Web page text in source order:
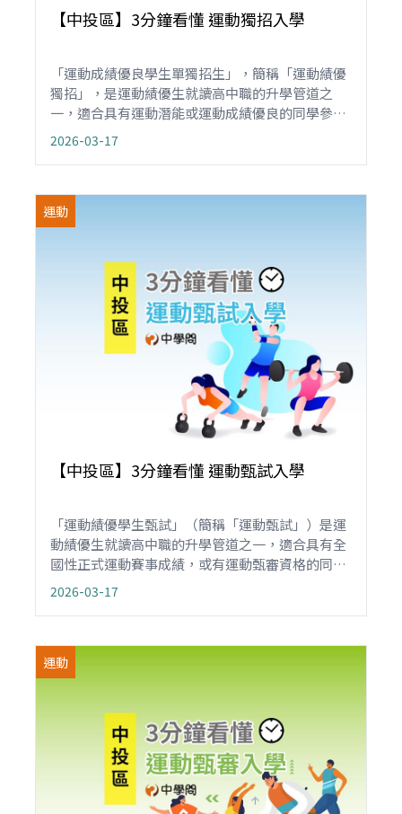
【中投區】3分鐘看懂 運動獨招入學
「運動成績優良學生單獨招生」，簡稱「運動績優
獨招」，是運動績優生就讀高中職的升學管道之
一，適合具有運動潛能或運動成績優良的同學參
加。不管是國中應屆畢業、非應屆或同等學力，不
受就學區限制，皆可報名。重點是不採計會考成
2026-03-17
運動
【中投區】3分鐘看懂 運動甄試入學
「運動績優學生甄試」（簡稱「運動甄試」）是運
動績優生就讀高中職的升學管道之一，適合具有全
國性正式運動賽事成績，或有運動甄審資格的同學
或障礙生報名申請，只要符合資格，不管是國中應
屆畢業、非應屆或同等學力，不受就學區限制，皆
2026-03-17
運動